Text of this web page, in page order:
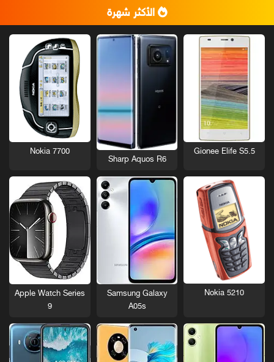
الأكثر شهرة
Gionee Elife S5.5
Sharp Aquos R6
Nokia 7700
Nokia 5210
Samsung Galaxy
A05s
Apple Watch Series
9